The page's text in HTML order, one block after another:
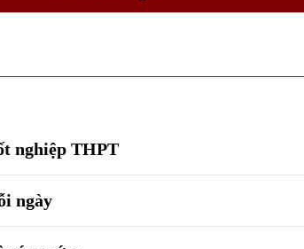
nghiệp THPT
ngày